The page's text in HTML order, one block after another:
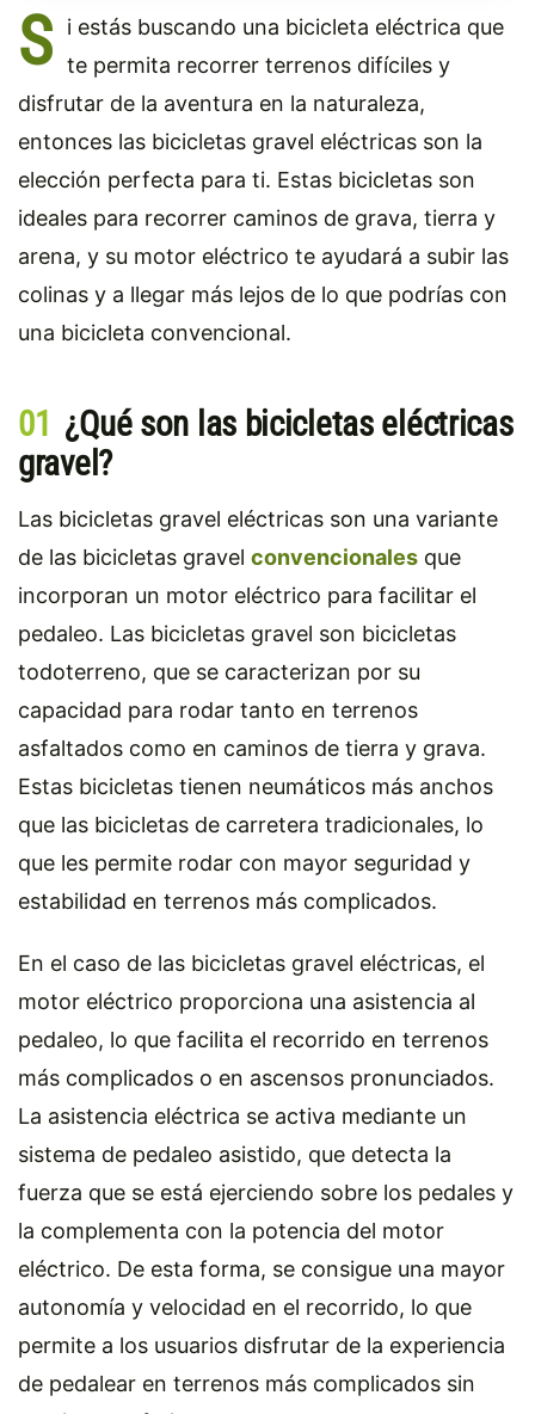
S
i estás buscando una bicicleta eléctrica que
te permita recorrer terrenos difíciles y
disfrutar de la aventura en la naturaleza,
entonces las bicicletas gravel eléctricas son la
elección perfecta para ti. Estas bicicletas son
ideales para recorrer caminos de grava, tierra y
arena, y su motor eléctrico te ayudará a subir las
colinas y a llegar más lejos de lo que podrías con
una bicicleta convencional.
01 ¿Qué son las bicicletas eléctricas
gravel?
Las bicicletas gravel eléctricas son una variante
de las bicicletas gravel convencionales que
incorporan un motor eléctrico para facilitar el
pedaleo. Las bicicletas gravel son bicicletas
todoterreno, que se caracterizan por su
capacidad para rodar tanto en terrenos
asfaltados como en caminos de tierra y grava.
Estas bicicletas tienen neumáticos más anchos
que las bicicletas de carretera tradicionales, lo
que les permite rodar con mayor seguridad y
estabilidad en terrenos más complicados.
En el caso de las bicicletas gravel eléctricas, el
motor eléctrico proporciona una asistencia al
pedaleo, lo que facilita el recorrido en terrenos
más complicados o en ascensos pronunciados.
La asistencia eléctrica se activa mediante un
sistema de pedaleo asistido, que detecta la
fuerza que se está ejerciendo sobre los pedales y
la complementa con la potencia del motor
eléctrico. De esta forma, se consigue una mayor
autonomía y velocidad en el recorrido, lo que
permite a los usuarios disfrutar de la experiencia
de pedalear en terrenos más complicados sin